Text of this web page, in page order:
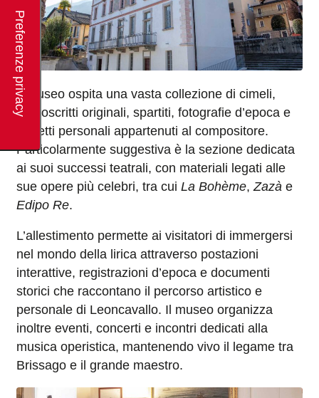
Il museo ospita una vasta collezione di cimeli,
manoscritti originali, spartiti, fotografie d’epoca e
oggetti personali appartenuti al compositore.
Particolarmente suggestiva è la sezione dedicata
ai suoi successi teatrali, con materiali legati alle
sue opere più celebri, tra cui La Bohème, Zazà e
Edipo Re.
L’allestimento permette ai visitatori di immergersi
nel mondo della lirica attraverso postazioni
interattive, registrazioni d’epoca e documenti
storici che raccontano il percorso artistico e
personale di Leoncavallo. Il museo organizza
inoltre eventi, concerti e incontri dedicati alla
musica operistica, mantenendo vivo il legame tra
Brissago e il grande maestro.